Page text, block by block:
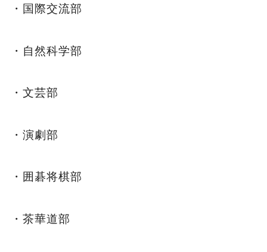
・国際交流部
・自然科学部
・文芸部
・演劇部
・囲碁将棋部
・茶華道部